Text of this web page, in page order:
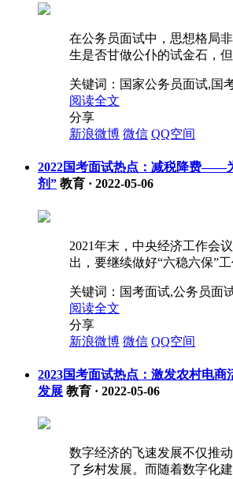
在公务员面试中，思想格局
生是否甘做公仆的试金石，
关键词： 国家公务员面试,国
阅读全文
分享
新浪微博 微信 QQ空间
2022国考面试热点：减税降费——
剂” 教育 · 2022-05-06
2021年末，中央经济工作会
出，要继续做好“六稳六保”
关键词： 国考面试,公务员面
阅读全文
分享
新浪微博 微信 QQ空间
2023国考面试热点：激发农村电商
发展 教育 · 2022-05-06
数字经济的飞速发展不仅推
了乡村发展。而随着数字化